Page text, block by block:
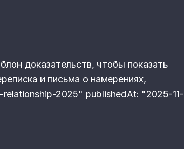
доказательств, чтобы показать
и письма о намерениях,
2025" publishedAt: "2025-11-